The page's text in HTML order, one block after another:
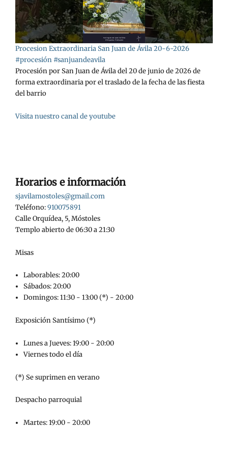
Procesion Extraordinaria San Juan de Ávila 20-6-2026
#procesión #sanjuandeavila
Procesión por San Juan de Ávila del 20 de junio de 2026 de
forma extraordinaria por el traslado de la fecha de las fiesta
del barrio
Visita nuestro canal de youtube
Horarios e información
sjavilamostoles@gmail.com
Teléfono:910075891
Calle Orquídea, 5, Móstoles
Templo abierto de 06:30 a 21:30
Misas
Laborables: 20:00
Sábados: 20:00
Domingos: 11:30 - 13:00 (*) - 20:00
Exposición Santísimo (*)
Lunes a Jueves: 19:00 - 20:00
Viernes todo el día
(*) Se suprimen en verano
Despacho parroquial
Martes: 19:00 - 20:00